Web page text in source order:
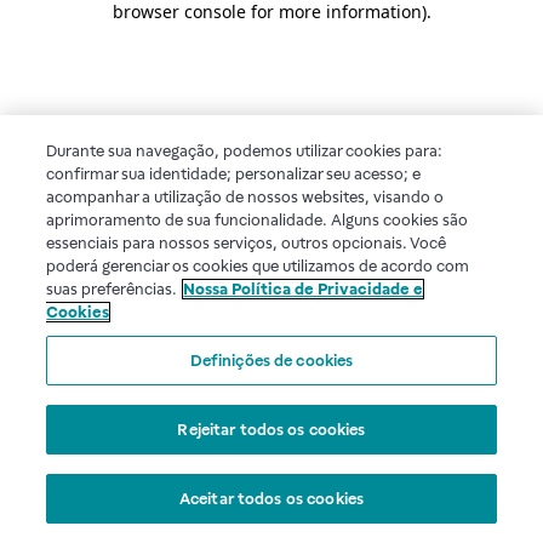
browser console for more information).
Durante sua navegação, podemos utilizar cookies para:
confirmar sua identidade; personalizar seu acesso; e
acompanhar a utilização de nossos websites, visando o
aprimoramento de sua funcionalidade. Alguns cookies são
essenciais para nossos serviços, outros opcionais. Você
poderá gerenciar os cookies que utilizamos de acordo com
suas preferências. Nossa Política de Privacidade e
Cookies
Definições de cookies
Rejeitar todos os cookies
Aceitar todos os cookies